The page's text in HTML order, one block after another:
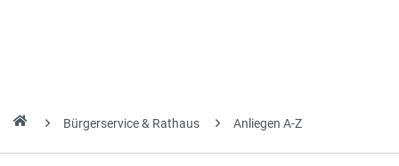
Bürgerservice & Rathaus Anliegen A-Z